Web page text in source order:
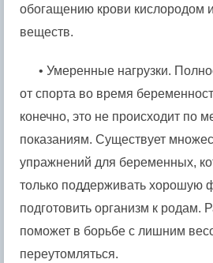
обогащению крови кислородом
веществ.
• Умеренные нагрузки.
от спорта во время
конечно, это не происходит по
показаниям. Существует
упражнений для беременных,
только поддерживать хорошую
подготовить организм к родам.
поможет в борьбе с лишним
переутомляться.